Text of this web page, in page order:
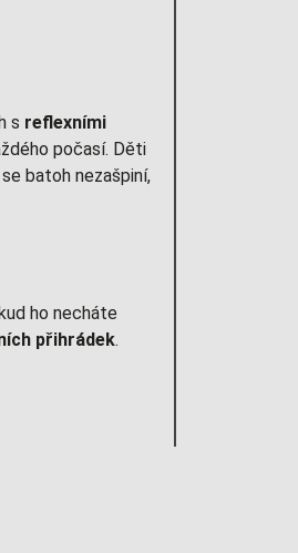
s reflexními
počasí. Děti
batoh nezašpiní,
ho necháte
přihrádek.